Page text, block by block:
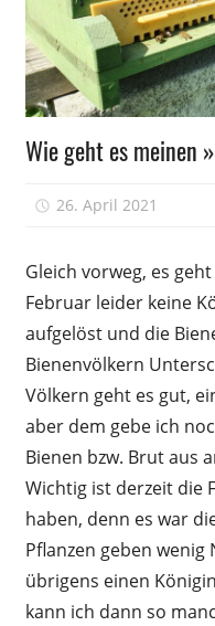
Völkerführung
Wie geht es meinen
26. April 2021
Gleich vorweg, es
Februar leider keine
aufgelöst und die
Bienenvölkern
Völkern geht es gut,
aber dem gebe ich
Bienen bzw. Brut aus
Wichtig ist derzeit die
haben, denn es war
Pflanzen geben wenig
übrigens einen
kann ich dann so